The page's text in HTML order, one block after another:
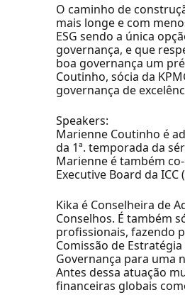
O caminho de
mais longe e com
ESG sendo a única
governança, e que
boa governança um
Coutinho, sócia da
governança de
Speakers:
Marienne Coutinho é
da 1ª. temporada da
Marienne é também
Executive Board da
Kika é Conselheira de
Conselhos. É também
profissionais, fazendo
Comissão de
Governança para uma
Antes dessa atuação
financeiras globais